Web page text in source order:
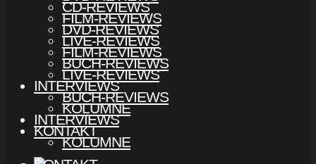
FILM-REVIEWS
LIVE-REVIEWS
BUCH-REVIEWS
INTERVIEWS
KOLUMNE
KONTAKT
CD-REVIEWS
DVD-REVIEWS
FILM-REVIEWS
LIVE-REVIEWS
BUCH-REVIEWS
INTERVIEWS
KOLUMNE